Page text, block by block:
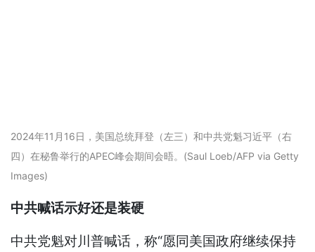
2024年11月16日，美国总统拜登（左三）和中共党魁习近平（右
四）在秘鲁举行的APEC峰会期间会晤。(Saul Loeb/AFP via Getty
Images)
中共喊话示好还是装硬
中共党魁对川普喊话，称“愿同美国政府继续保持